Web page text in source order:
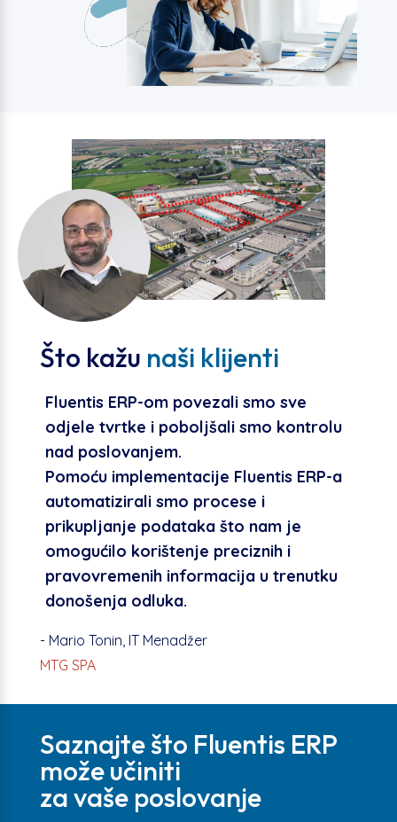
Što kažu naši klijenti
Fluentis ERP-om povezali smo sve
odjele tvrtke i poboljšali smo kontrolu
nad poslovanjem.
Pomoću implementacije Fluentis ERP-a
automatizirali smo procese i
prikupljanje podataka što nam je
omogućilo korištenje preciznih i
pravovremenih informacija u trenutku
donošenja odluka.
- Mario Tonin, IT Menadžer
MTG SPA
Saznajte što Fluentis ERP
može učiniti
za vaše poslovanje